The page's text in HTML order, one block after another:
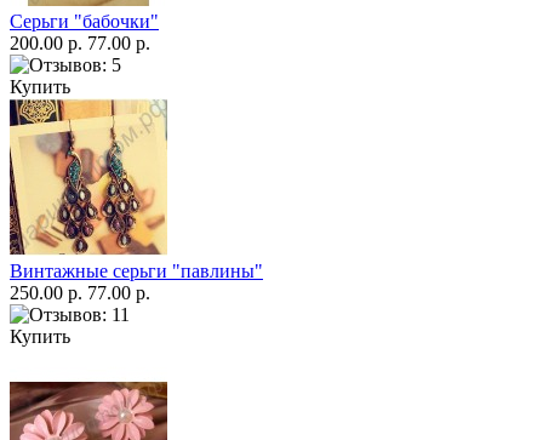
Серьги "бабочки"
200.00 р. 77.00 р.
Купить
Винтажные серьги "павлины"
250.00 р. 77.00 р.
Купить